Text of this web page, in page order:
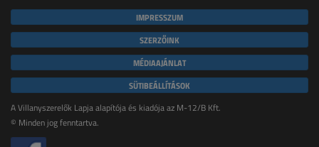
IMPRESSZUM
SZERZŐINK
MÉDIAAJÁNLAT
SÜTIBEÁLLÍTÁSOK
A Villanyszerelők Lapja alapítója és kiadója az M-12/B Kft.
© Minden jog fenntartva.